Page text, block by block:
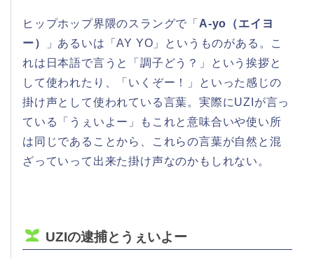
ヒップホップ界隈のスラングで「 A-yo（エイヨ
ー）
」あるいは「AY YO」というものがある。こ
れは日本語で言うと「調子どう？」という挨拶と
して使われたり、「いくぞー！」といった感じの
掛け声として使われている言葉。実際にUZIが言っ
ている「うぇいよー」もこれと意味合いや使い所
は同じであることから、これらの言葉が自然と混
ざっていって出来た掛け声なのかもしれない。
UZIの逮捕とうぇいよー